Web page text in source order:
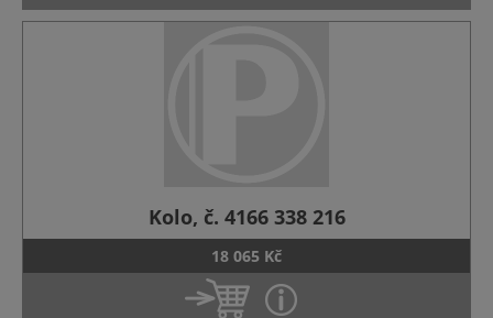
Kolo, č. 4166 338 216
18 065 Kč